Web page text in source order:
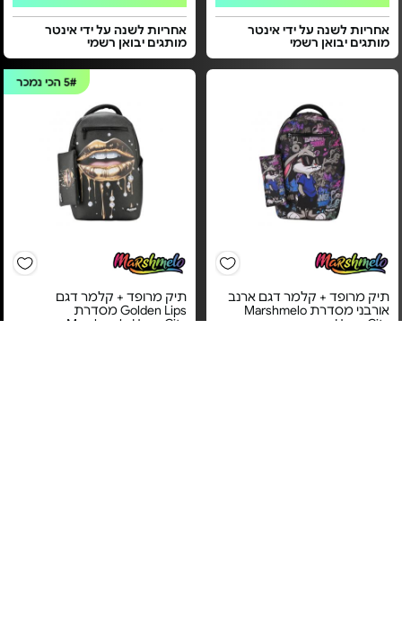
אחריות לשנה על ידי אינטר
מותגים יבואן רשמי
אחריות לשנה על ידי אינטר
מותגים יבואן רשמי
תיק מרופד + קלמר דגם ארנב
אורבני מסדרת Marshmelo
Hype City -
5#הכי נמכר
תיק מרופד + קלמר דגם
Golden Lips מסדרת
Marshmelo Hype City -